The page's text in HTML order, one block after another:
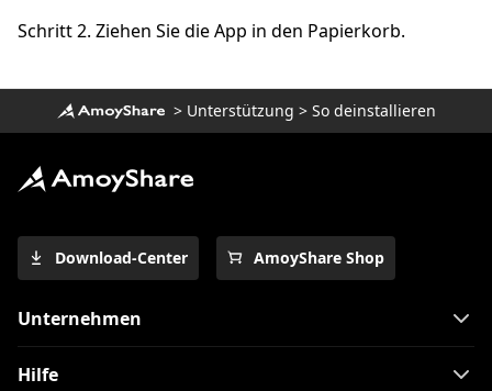
Schritt 2. Ziehen Sie die App in den Papierkorb.
> Unterstützung > So deinstallieren
Download-Center AmoyShare Shop
Unternehmen
Hilfe